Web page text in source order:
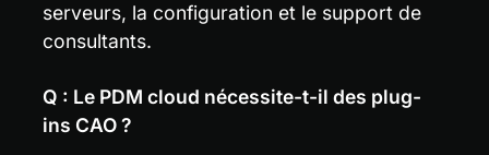
serveurs, la configuration et le support de
consultants.
Q : Le PDM cloud nécessite-t-il des plug-
ins CAO ?